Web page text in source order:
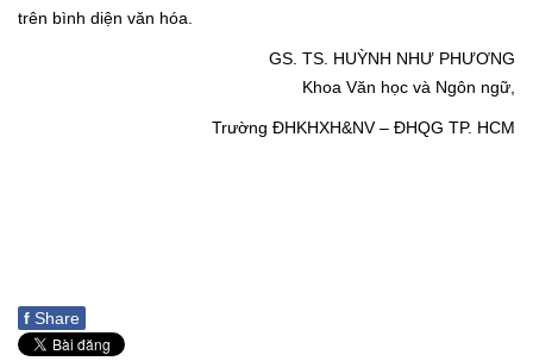
trên bình diện văn hóa.
GS. TS. HUỲNH NHƯ PHƯƠNG
Khoa Văn học và Ngôn ngữ,
Trường ĐHKHXH&NV – ĐHQG TP. HCM
f Share